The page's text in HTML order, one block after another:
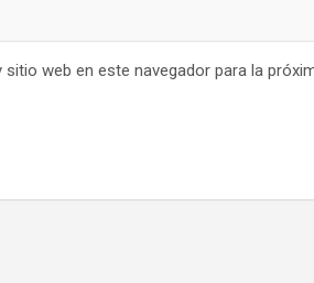
web en este navegador para la